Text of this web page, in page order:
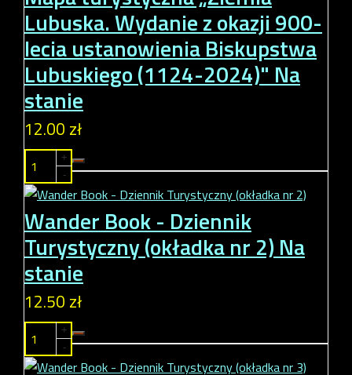
Lubuska. Wydanie z okazji 900-
lecia ustanowienia Biskupstwa
Lubuskiego (1124-2024)" Na
stanie
12.00 zł
+
-
Wander Book - Dziennik
Turystyczny (okładka nr 2) Na
stanie
12.50 zł
+
-